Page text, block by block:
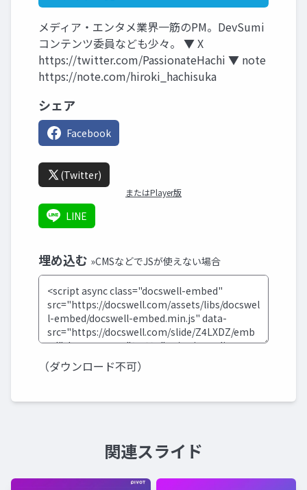
メディア・エンタメ業界一筋のPM。DevSumi
コンテンツ委員なども少々。 ▼ X
https://twitter.com/PassionateHachi ▼ note
https://note.com/hiroki_hachisuka
シェア
Facebook
(Twitter)
またはPlayer版
LINE
埋め込む »CMSなどでJSが使えない場合
（ダウンロード不可）
関連スライド